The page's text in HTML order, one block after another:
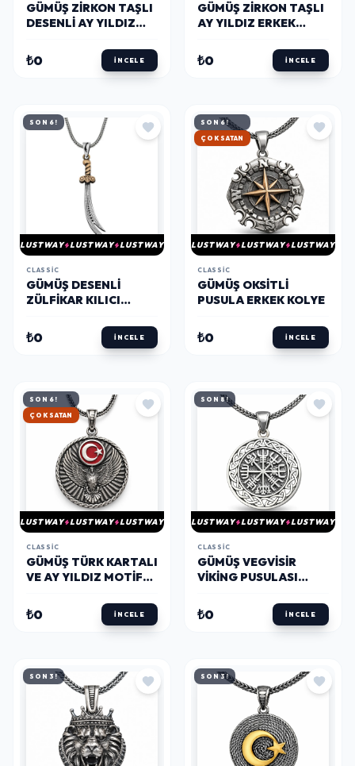
GÜMÜŞ ZIRKON TAŞLI
DESENLI AY YILDIZ
₺0 İNCELE
GÜMÜŞ ZIRKON TAŞLI
AY YILDIZ ERKEK
₺0 İNCELE
SON 6!
LUSTWAY LUSTWAY LUSTWAY
CLASSIC
GÜMÜŞ DESENLI
ZÜLFIKAR KILICI
₺0 İNCELE
SON 6!
HIZLI KARGO
LUSTWAY LUSTWAY LUSTWAY
CLASSIC
GÜMÜŞ OKSITLI
PUSULA ERKEK KOLYE
₺0 İNCELE
SON 6!
HIZLI KARGO
LUSTWAY LUSTWAY LUSTWAY
CLASSIC
GÜMÜŞ TÜRK KARTALI
VE AY YILDIZ MOTIFLI
₺0 İNCELE
SON 8!
LUSTWAY LUSTWAY LUSTWAY
CLASSIC
GÜMÜŞ VEGVISIR
VIKING PUSULASI
₺0 İNCELE
SON 3! SON 3!